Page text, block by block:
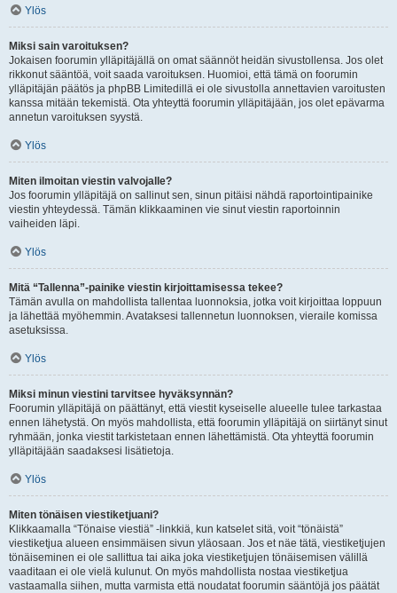
Ylös
Miksi sain varoituksen?
Jokaisen foorumin ylläpitäjällä on omat säännöt heidän sivustollensa. Jos olet
rikkonut sääntöä, voit saada varoituksen. Huomioi, että tämä on foorumin
ylläpitäjän päätös ja phpBB Limitedillä ei ole sivustolla annettavien varoitusten
kanssa mitään tekemistä. Ota yhteyttä foorumin ylläpitäjään, jos olet epävarma
annetun varoituksen syystä.
Ylös
Miten ilmoitan viestin valvojalle?
Jos foorumin ylläpitäjä on sallinut sen, sinun pitäisi nähdä raportointipainike
viestin yhteydessä. Tämän klikkaaminen vie sinut viestin raportoinnin
vaiheiden läpi.
Ylös
Mitä “Tallenna”-painike viestin kirjoittamisessa tekee?
Tämän avulla on mahdollista tallentaa luonnoksia, jotka voit kirjoittaa loppuun
ja lähettää myöhemmin. Avataksesi tallennetun luonnoksen, vieraile komissa
asetuksissa.
Ylös
Miksi minun viestini tarvitsee hyväksynnän?
Foorumin ylläpitäjä on päättänyt, että viestit kyseiselle alueelle tulee tarkastaa
ennen lähetystä. On myös mahdollista, että foorumin ylläpitäjä on siirtänyt sinut
ryhmään, jonka viestit tarkistetaan ennen lähettämistä. Ota yhteyttä foorumin
ylläpitäjään saadaksesi lisätietoja.
Ylös
Miten tönäisen viestiketjuani?
Klikkaamalla “Tönaise viestiä” -linkkiä, kun katselet sitä, voit “tönäistä”
viestiketjua alueen ensimmäisen sivun yläosaan. Jos et näe tätä, viestiketjujen
tönäiseminen ei ole sallittua tai aika joka viestiketjujen tönäisemisen välillä
vaaditaan ei ole vielä kulunut. On myös mahdollista nostaa viestiketjua
vastaamalla siihen, mutta varmista että noudatat foorumin sääntöjä jos päätät